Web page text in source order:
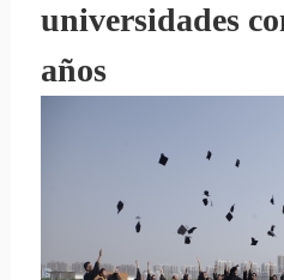
universidades
años